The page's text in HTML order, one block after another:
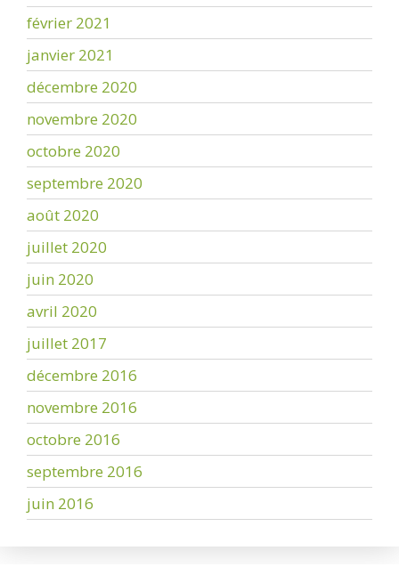
février 2021
janvier 2021
décembre 2020
novembre 2020
octobre 2020
septembre 2020
août 2020
juillet 2020
juin 2020
avril 2020
juillet 2017
décembre 2016
novembre 2016
octobre 2016
septembre 2016
juin 2016